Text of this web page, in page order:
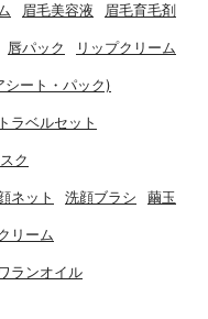
眉毛美容液 眉毛育毛剤
唇パック リップクリーム
シート・パック)
ラベルセット
ク
ネット 洗顔ブラシ 繭玉
リーム
ランオイル